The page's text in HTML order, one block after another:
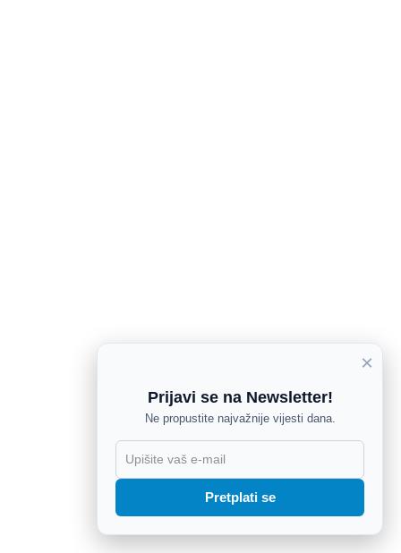
×
Prijavi se na Newsletter!
Ne propustite najvažnije vijesti dana.
Pretplati se